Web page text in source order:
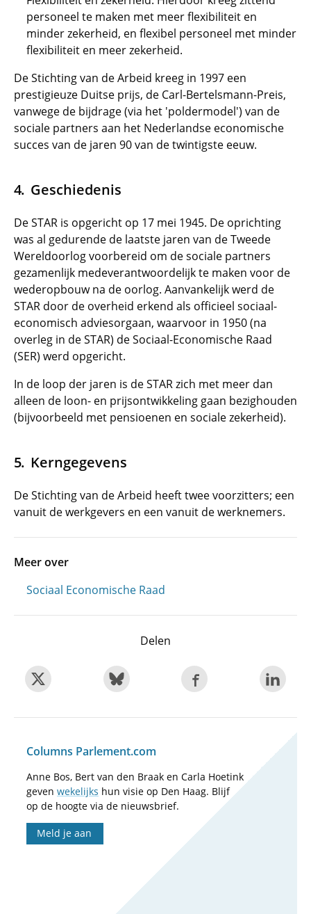
personeel te maken met meer flexibiliteit en
minder zekerheid, en flexibel personeel met minder
flexibiliteit en meer zekerheid.
De Stichting van de Arbeid kreeg in 1997 een
prestigieuze Duitse prijs, de Carl-Bertelsmann-Preis,
vanwege de bijdrage (via het 'poldermodel') van de
sociale partners aan het Nederlandse economische
succes van de jaren 90 van de twintigste eeuw.
Geschiedenis
De STAR is opgericht op 17 mei 1945. De oprichting
was al gedurende de laatste jaren van de Tweede
Wereldoorlog voorbereid om de sociale partners
gezamenlijk medeverantwoordelijk te maken voor de
wederopbouw na de oorlog. Aanvankelijk werd de
STAR door de overheid erkend als officieel sociaal-
economisch adviesorgaan, waarvoor in 1950 (na
overleg in de STAR) de Sociaal-Economische Raad
(SER) werd opgericht.
In de loop der jaren is de STAR zich met meer dan
alleen de loon- en prijsontwikkeling gaan bezighouden
(bijvoorbeeld met pensioenen en sociale zekerheid).
Kerngegevens
De Stichting van de Arbeid heeft twee voorzitters; een
vanuit de werkgevers en een vanuit de werknemers.
Meer over
Sociaal Economische Raad
Delen
Columns Parlement.com
Anne Bos, Bert van den Braak en Carla Hoetink
geven wekelijks hun visie op Den Haag. Blijf
op de hoogte via de nieuwsbrief.
Meld je aan